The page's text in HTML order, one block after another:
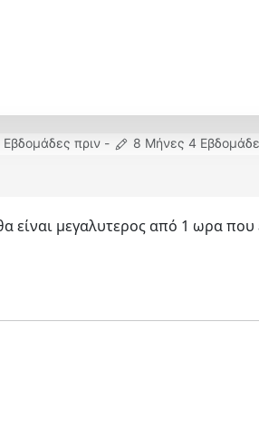
πριν - 8 Μήνες 4
είναι μεγαλυτερος από 1 ωρα